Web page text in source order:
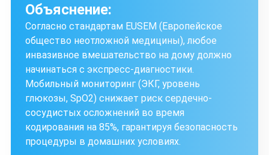
Объяснение:
Согласно стандартам EUSEM (Европейское
общество неотложной медицины), любое
инвазивное вмешательство на дому должно
начинаться с экспресс-диагностики.
Мобильный мониторинг (ЭКГ, уровень
глюкозы, SpO2) снижает риск сердечно-
сосудистых осложнений во время
кодирования на 85%, гарантируя безопасность
процедуры в домашних условиях.